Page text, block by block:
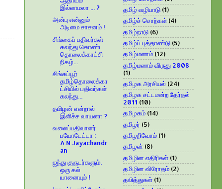
இல்லாமலா ... ?
அன்பு என்னும்
அடிமை சாசனம் !
சிங்கைப் பதிவர்கள்
கலந்து கொண்ட
தொலைக்காட்சி
நிகழ்...
சிங்கப்பூர்
தமிழ்தொலைக்கா
ட்சியில் பதிவர்கள்
கலந்து...
தமிழன் என்றால்
இளிச்ச வாயனா ?
வலைப்பதிவாளர்
பயோடேட்டா :
A.N.Jayachandr
an
ஐந்து குருடர்களும்,
ஒரு கல்
யானையும் !
தமிழ் வழிபாடு (1)
தமிழ்ச் சொற்கள் (4)
தமிழ்நாடு (6)
தமிழ்ப் புத்தாண்டு (5)
தமிழ்மணம் (12)
தமிழ்மணம் விருது 2008
(1)
தமிழக அரசியல் (24)
தமிழக சட்டமன்ற தேர்தல்
2011 (10)
தமிழகம் (14)
தமிழர் (5)
தமிழறிவோம் (1)
தமிழன் (8)
தமிழின எதிரிகள் (1)
தமிழின விரோதம் (2)
தலித்துகள் (1)